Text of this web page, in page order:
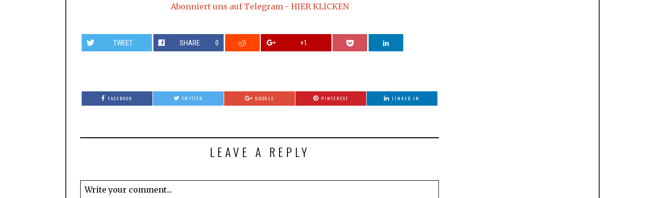
Abonniert uns auf Telegram - HIER KLICKEN
TWEET SHARE 0 +1
FACEBOOK TWITTER GOOGLE PINTEREST LINKED IN
LEAVE A REPLY